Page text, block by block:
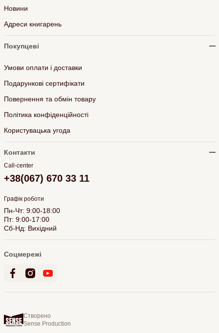
Новини
Адреси книгарень
Покупцеві
Умови оплати і доставки
Подарункові сертифікати
Повернення та обмін товару
Політика конфіденційності
Користувацька угода
Контакти
Call-center
+38(067) 670 33 11
Графік роботи
Пн-Чт: 9:00-18:00
Пт: 9:00-17:00
Сб-Нд: Вихідний
Соцмережі
Створено
Sense Production